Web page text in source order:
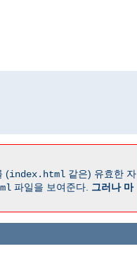
(index.html 같은) 유효한 자
파일을 보여준다. 그러나 마